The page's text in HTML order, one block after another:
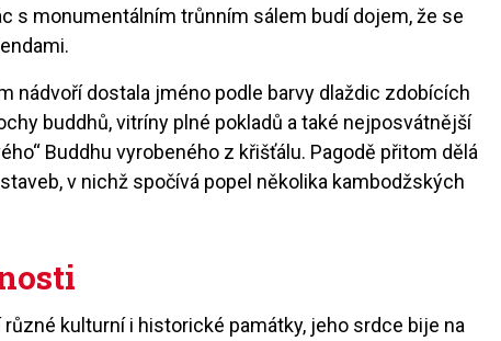
s monumentálním trůnním sálem budí dojem, že se
nádvoří dostala jméno podle barvy dlaždic zdobících
buddhů, vitríny plné pokladů a také nejposvátnější
Buddhu vyrobeného z křišťálu. Pagodě přitom dělá
v nichž spočívá popel několika kambodžských
kulturní i historické památky, jeho srdce bije na